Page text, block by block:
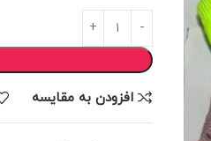
افزودن به مقایسه